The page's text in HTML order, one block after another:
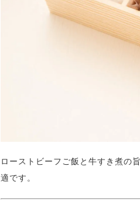
ローストビーフご飯と牛すき煮の
適です。